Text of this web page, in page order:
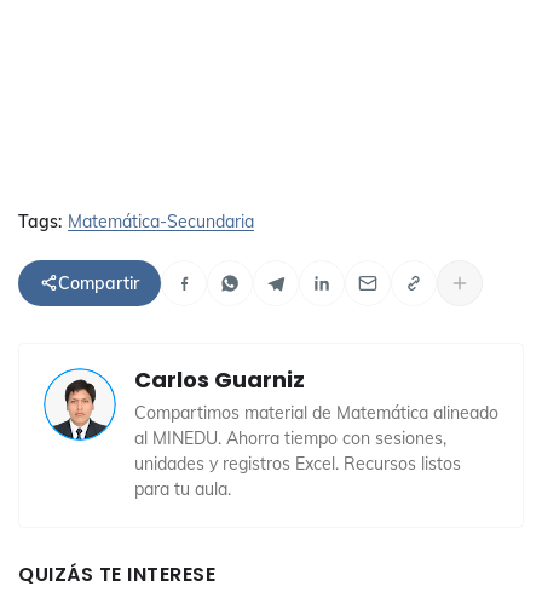
Tags: Matemática-Secundaria
Compartir
Carlos Guarniz
Compartimos material de Matemática alineado
al MINEDU. Ahorra tiempo con sesiones,
unidades y registros Excel. Recursos listos
para tu aula.
QUIZÁS TE INTERESE